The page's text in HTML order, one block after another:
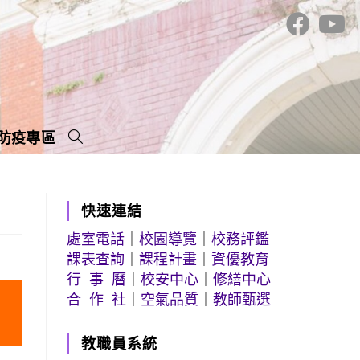
疫專區
快速連結
處室電話 ｜校園導覽 ｜校務評鑑
課表查詢 ｜課程計畫 ｜資優教育
行 事 曆 ｜校安中心 ｜修繕中心
合 作 社
空氣品質 ｜教師甄選
教職員系統